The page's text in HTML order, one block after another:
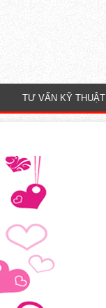
TƯ VẤN KỸ THUẬT